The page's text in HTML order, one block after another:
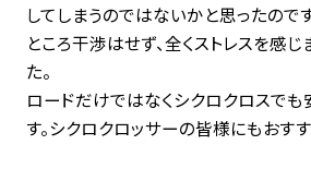
してしまうのではないかと思ったので
ところ干渉はせず、全くストレスを感じ
ロードだけではなくシクロクロスで
す。シクロクロッサーの皆様にもおすす